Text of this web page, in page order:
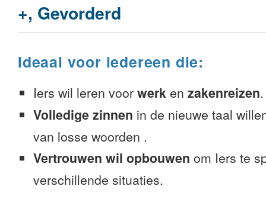
+, Gevorderd
Ideaal voor iedereen die:
Iers wil leren voor werk en zakenreizen.
Volledige zinnen in de nieuwe taal
van losse woorden .
Vertrouwen wil opbouwen om Iers te
verschillende situaties.